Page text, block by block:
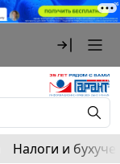
Налоги и